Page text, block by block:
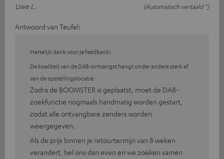
Uwe L.
(Automatisch vertaald *)
Antwoord van Teufel:
Hartelijk dank voor je feedback!
De kwaliteit van de DAB-ontvangst hangt onder andere sterk af
van de opstellingslocatie.
Zodra de BOOMSTER is geplaatst, moet de DAB-
zoekfunctie nogmaals handmatig worden gestart,
zodat alle ontvangbare zenders worden
weergegeven.
Als de prijs binnen je retourtermijn van 8 weken
verandert, bel ons dan even en we zoeken samen